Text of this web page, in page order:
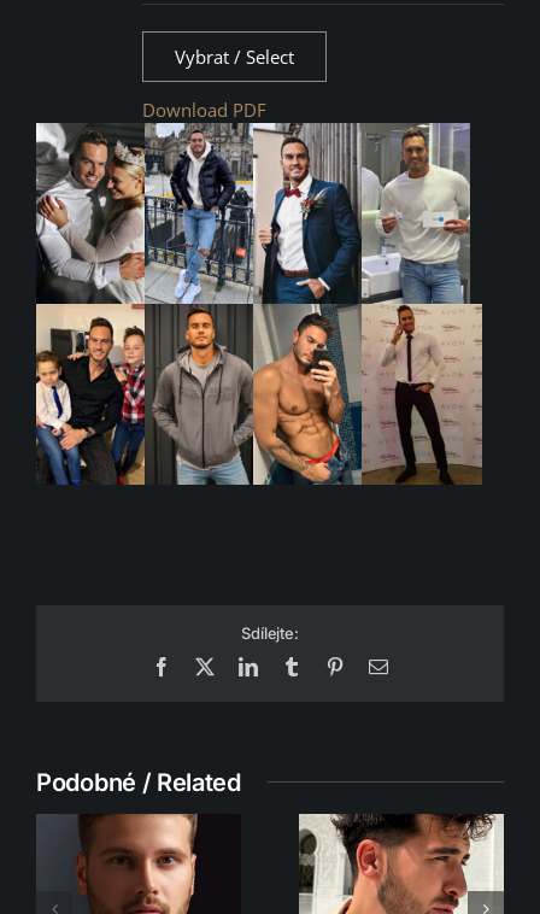
Vybrat / Select
Download PDF
Sdílejte:
Facebook
LinkedInTumblr PinterestEmail
Podobné / Related